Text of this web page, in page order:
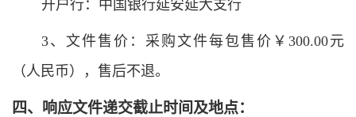
开户行：中国银行延安延大支行
3、文件售价：采购文件每包售价￥300.00元
（人民币），售后不退。
四、 响应文件递交截止时间及地点：